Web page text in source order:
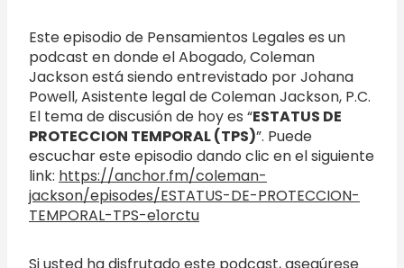
Este episodio de Pensamientos Legales es un
podcast en donde el Abogado, Coleman
Jackson está siendo entrevistado por Johana
Powell, Asistente legal de Coleman Jackson, P.C.
El tema de discusión de hoy es “ESTATUS DE
PROTECCION TEMPORAL (TPS)”. Puede
escuchar este episodio dando clic en el siguiente
link: https://anchor.fm/coleman-
jackson/episodes/ESTATUS-DE-PROTECCION-
TEMPORAL-TPS-e1orctu